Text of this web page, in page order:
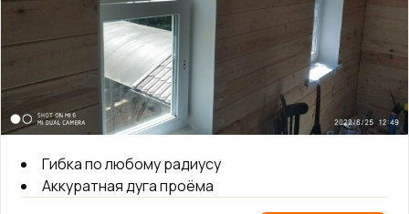
Гибка по любому радиусу
Аккуратная дуга проёма